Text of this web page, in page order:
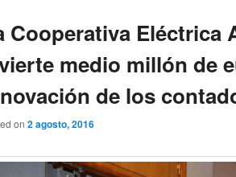
Cooperativa Eléctrica
medio millón de
de los
on 2 agosto, 2016